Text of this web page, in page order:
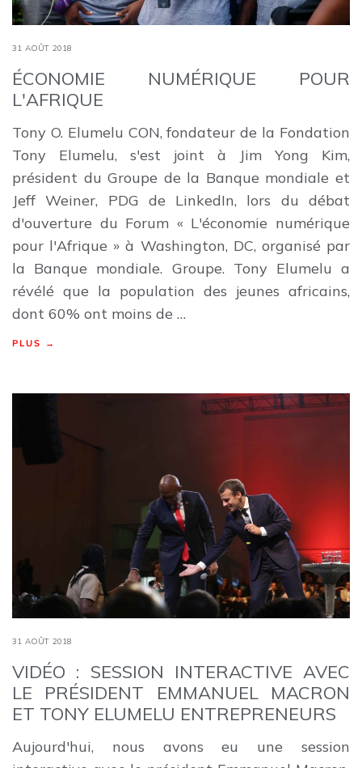
31 AOÛT 2018
ÉCONOMIE NUMÉRIQUE POUR
L'AFRIQUE
Tony O. Elumelu CON, fondateur de la Fondation
Tony Elumelu, s'est joint à Jim Yong Kim,
président du Groupe de la Banque mondiale et
Jeff Weiner, PDG de LinkedIn, lors du débat
d'ouverture du Forum « L'économie numérique
pour l'Afrique » à Washington, DC, organisé par
la Banque mondiale. Groupe. Tony Elumelu a
révélé que la population des jeunes africains,
dont 60% ont moins de …
PLUS →
31 AOÛT 2018
VIDÉO : SESSION INTERACTIVE AVEC
LE PRÉSIDENT EMMANUEL MACRON
ET TONY ELUMELU ENTREPRENEURS
Aujourd'hui, nous avons eu une session